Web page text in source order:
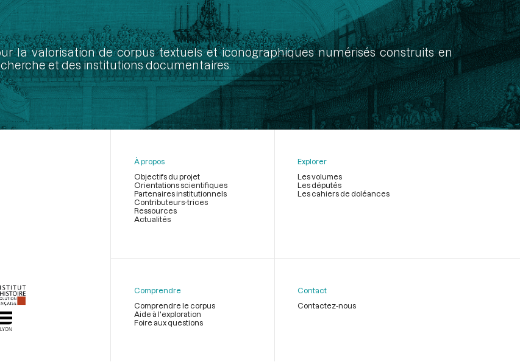
la valorisation de corpus textuels et iconographiques numérisés construits en
et des institutions documentaires.
page
À propos
Objectifs du projet
Orientations scientifiques
Partenaires institutionnels
Contributeurs-trices
Ressources
Actualités
Explorer
Les volumes
Les députés
Les cahiers de doléances
Comprendre
Comprendre le corpus
Aide à l'exploration
Foire aux questions
Contact
Contactez-nous